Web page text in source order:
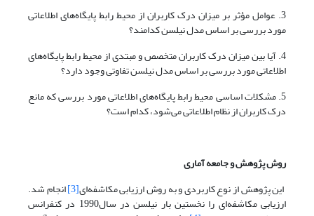
3. عوامل مؤثر بر میزان درک کاربران از محیط رابط پایگاه‌های اطلاعاتی
مورد بررسی بر اساس مدل نیلسن کدامند؟
4. آیا بین میزان درک کاربران متخصص و مبتدی از محیط رابط پایگاه‌های
اطلاعاتی مورد بررسی بر اساس مدل نیلسن تفاوتی وجود دارد؟
5. مشکلات اساسی محیط رابط پایگاه‌های اطلاعاتی مورد بررسی که مانع
درک کاربران از نظام اطلاعاتی می‌شود، کدام است؟
روش پژوهش و جامعه آماری
این پژوهش از نوع کاربردی و به روش ارزیابی مکاشفه‌ای[3] انجام شد.
ارزیابی مکاشفه‌ای را نخستین بار نیلسن در سال1990 در کنفرانس